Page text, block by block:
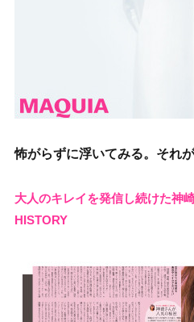
怖がらずに浮いてみる。それが
大人のキレイを発信し続けた神
HISTORY